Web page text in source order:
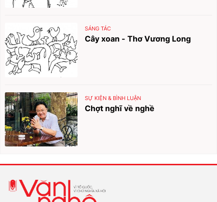
SÁNG TÁC
Cây xoan - Thơ Vương Long
SỰ KIỆN & BÌNH LUẬN
Chợt nghĩ về nghề